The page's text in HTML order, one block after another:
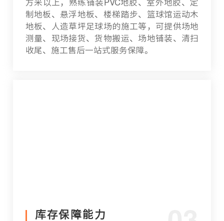
方米以上，熟练铺装PVC地胶、室外地胶、定
制地板、悬浮地板、楼梯踏步、篮球馆运动木
地板、人造草坪足球场的施工等，可提供场地
测量、现场接货、货物搬运、场地铺装、清扫
收尾、施工售后一站式服务保障。
库存保障能力